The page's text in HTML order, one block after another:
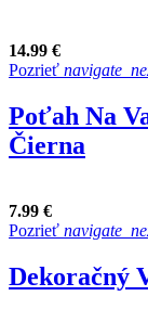
14.99 €
Pozrieť
Poťah Na
Čierna
7.99 €
Pozrieť
Dekoračný